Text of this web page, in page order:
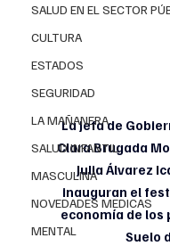
SALUD EN EL SECTOR
CULTURA
ESTADOS
SEGURIDAD
LA MAÑANERA
SALUD INFANTIL
MASCULINA
NOVEDADES MEDICAS
MENTAL
La Jefa de
Clara Brugada
Julia Álvarez
inauguran el
economía de los
Suelo